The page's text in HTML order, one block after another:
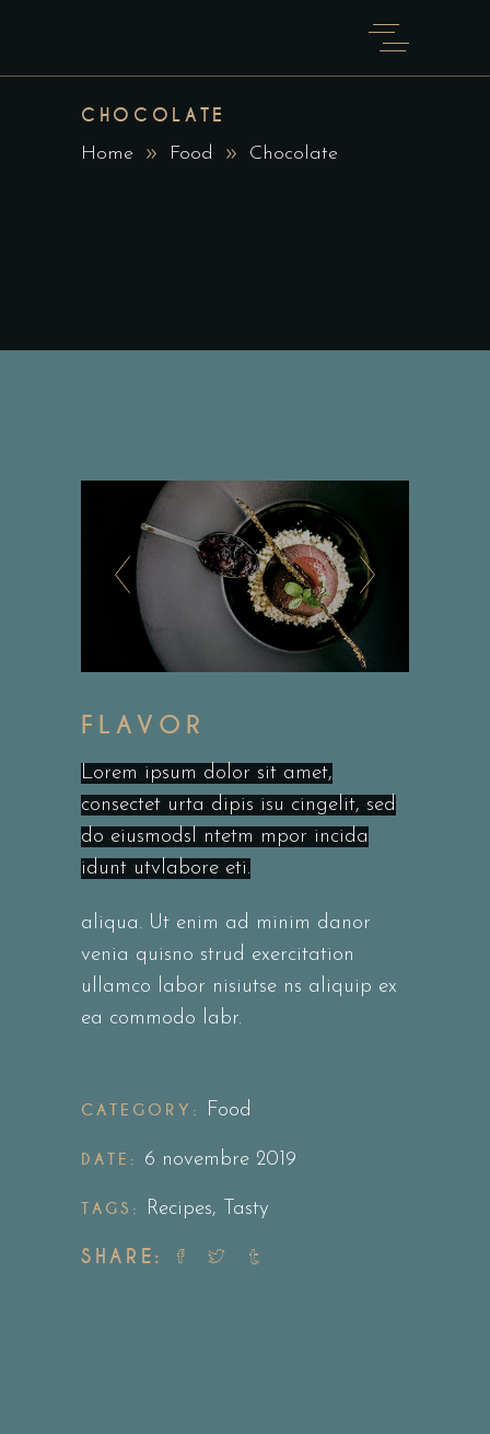
CHOCOLATE
Home Food Chocolate
FLAVOR
Lorem ipsum dolor sit amet,
consectet urta dipis isu cingelit, sed
do eiusmodsl ntetm mpor incida
idunt utvlabore eti.
aliqua. Ut enim ad minim danor
venia quisno strud exercitation
ullamco labor nisiutse ns aliquip ex
ea commodo labr.
CATEGORY: Food
DATE: 6 novembre 2019
TAGS: Recipes, Tasty
SHARE: